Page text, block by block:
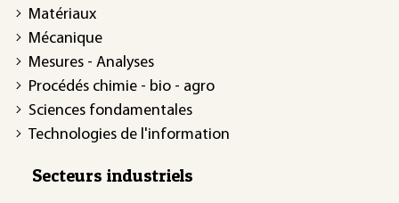
Matériaux
Mécanique
Mesures - Analyses
Procédés chimie - bio - agro
Sciences fondamentales
Technologies de l'information
Secteurs industriels